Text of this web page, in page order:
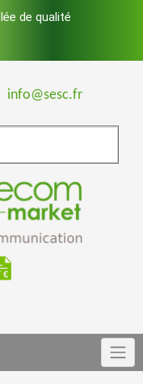
de qualité
info@sesc.fr